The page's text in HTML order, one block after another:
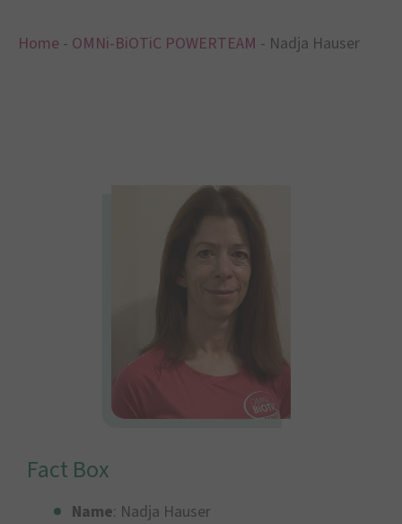
Home - OMNi-BiOTiC POWERTEAM - Nadja Hauser
Fact Box
Name: Nadja Hauser